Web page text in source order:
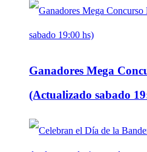
Ganadores Mega
(Actualizado sabado